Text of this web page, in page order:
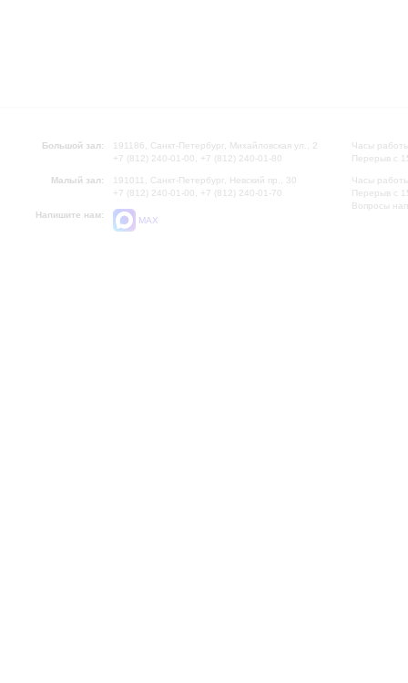
Большой зал:
191186, Санкт-Петербург, Михайловская ул., 2
+7 (812) 240-01-00, +7 (812) 240-01-80
Малый зал:
191011, Санкт-Петербург, Невский пр., 30
+7 (812) 240-01-00, +7 (812) 240-01-70
Напишите нам:
MAX
Часы
Перерыв с
Часы
Перерыв с
Вопросы